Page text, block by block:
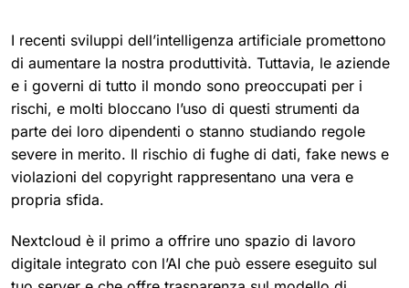
I recenti sviluppi dell’intelligenza artificiale promettono
di aumentare la nostra produttività. Tuttavia, le aziende
e i governi di tutto il mondo sono preoccupati per i
rischi, e molti bloccano l’uso di questi strumenti da
parte dei loro dipendenti o stanno studiando regole
severe in merito. Il rischio di fughe di dati, fake news e
violazioni del copyright rappresentano una vera e
propria sfida.
Nextcloud è il primo a offrire uno spazio di lavoro
digitale integrato con l’AI che può essere eseguito sul